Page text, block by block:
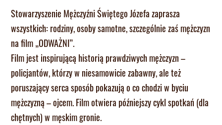
Stowarzyszenie Mężczyźni Świętego Józefa zaprasza
wszystkich: rodziny, osoby samotne, szczególnie zaś mężczyzn
na film „ODWAŻNI”.
Film jest inspirującą historią prawdziwych mężczyzn –
policjantów, którzy w niesamowicie zabawny, ale też
poruszający serca sposób pokazują o co chodzi w byciu
mężczyzną – ojcem. Film otwiera późniejszy cykl spotkań (dla
chętnych) w męskim gronie.